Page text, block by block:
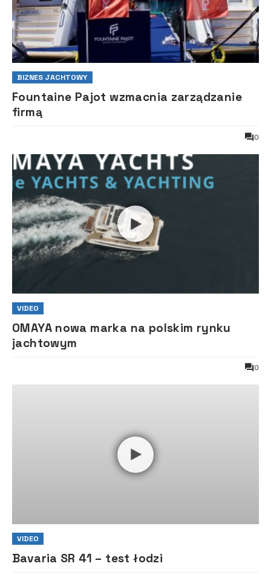
BIZNES JACHTOWY
Fountaine Pajot wzmacnia zarządzanie
firmą
0
VIDEO
OMAYA nowa marka na polskim rynku
jachtowym
0
VIDEO
Bavaria SR 41 – test łodzi